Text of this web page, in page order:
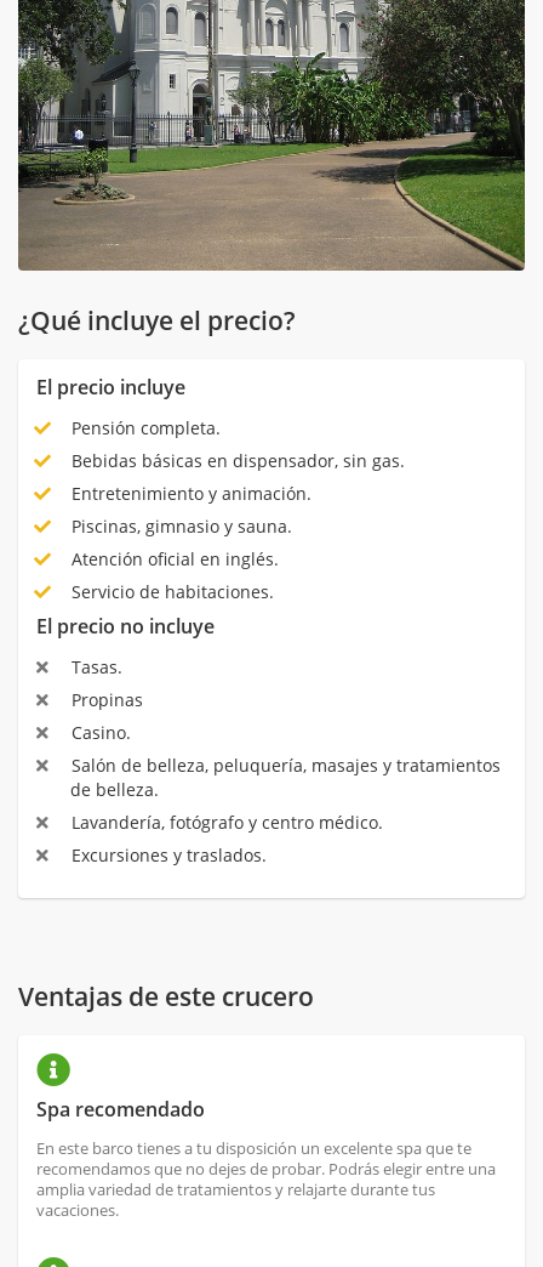
¿Qué incluye el precio?
El precio incluye
Pensión completa.
Bebidas básicas en dispensador, sin gas.
Entretenimiento y animación.
Piscinas, gimnasio y sauna.
Atención oficial en inglés.
Servicio de habitaciones.
El precio no incluye
Tasas.
Propinas
Casino.
Salón de belleza, peluquería, masajes y tratamientos
de belleza.
Lavandería, fotógrafo y centro médico.
Excursiones y traslados.
Ventajas de este crucero
Spa recomendado
En este barco tienes a tu disposición un excelente spa que te
recomendamos que no dejes de probar. Podrás elegir entre una
amplia variedad de tratamientos y relajarte durante tus
vacaciones.